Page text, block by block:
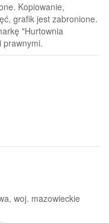
Kopiowanie,
grafik jest zabronione.
"Hurtownia
prawnymi.
woj. mazowieckie